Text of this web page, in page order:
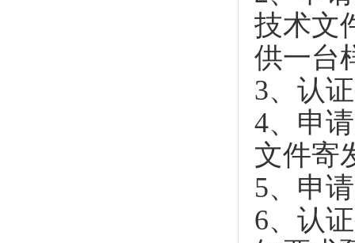
技术文
供一台
3、认
4、申
文件寄
5、申
6、认